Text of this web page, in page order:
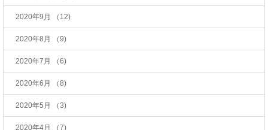
2020年9月 （12)
2020年8月 （9)
2020年7月 （6)
2020年6月 （8)
2020年5月 （3)
2020年4月 （7)